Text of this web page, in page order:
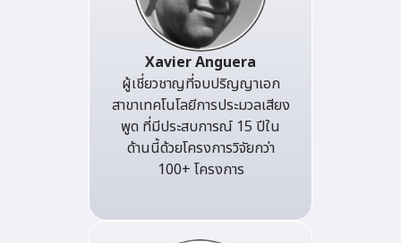
Xavier Anguera
ผู้เชี่ยวชาญที่จบปริญญาเอก
สาขาเทคโนโลยีการประมวลเสียง
พูด ที่มีประสบการณ์ 15 ปีใน
ด้านนี้ด้วยโครงการวิจัยกว่า
100+ โครงการ